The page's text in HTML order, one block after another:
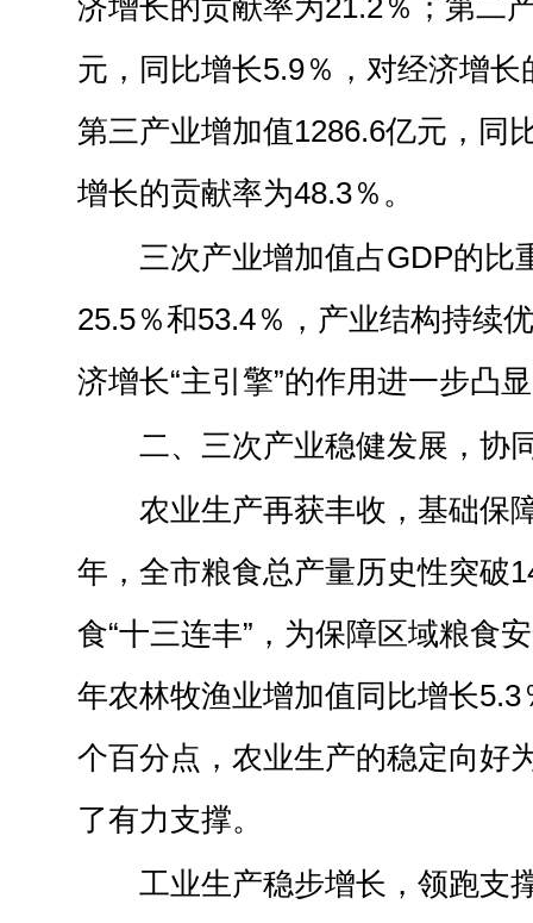
济增长的贡献率为21.2％；第二
元，同比增长5.9％，对经济增
第三产业增加值1286.6亿元，同
增长的贡献率为48.3％。
三次产业增加值占GDP的比
25.5％和53.4％，产业结构持续
济增长“主引擎”的作用进一步凸
二、三次产业稳健发展，协
农业生产再获丰收，基础保
年，全市粮食总产量历史性突破
食“十三连丰”，为保障区域粮食
年农林牧渔业增加值同比增长
个百分点，农业生产的稳定向好
了有力支撑。
工业生产稳步增长，领跑支